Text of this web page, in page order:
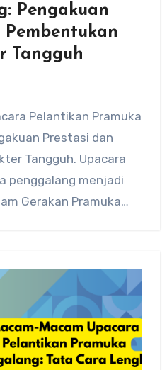
Pengakuan
Pembentukan
Tangguh
Pelantikan Pramuka
Prestasi dan
Tangguh. Upacara
penggalang menjadi
Gerakan Pramuka